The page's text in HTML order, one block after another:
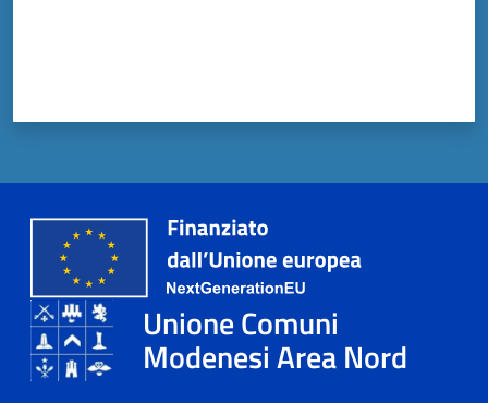
Unione Comuni
Modenesi Area Nord